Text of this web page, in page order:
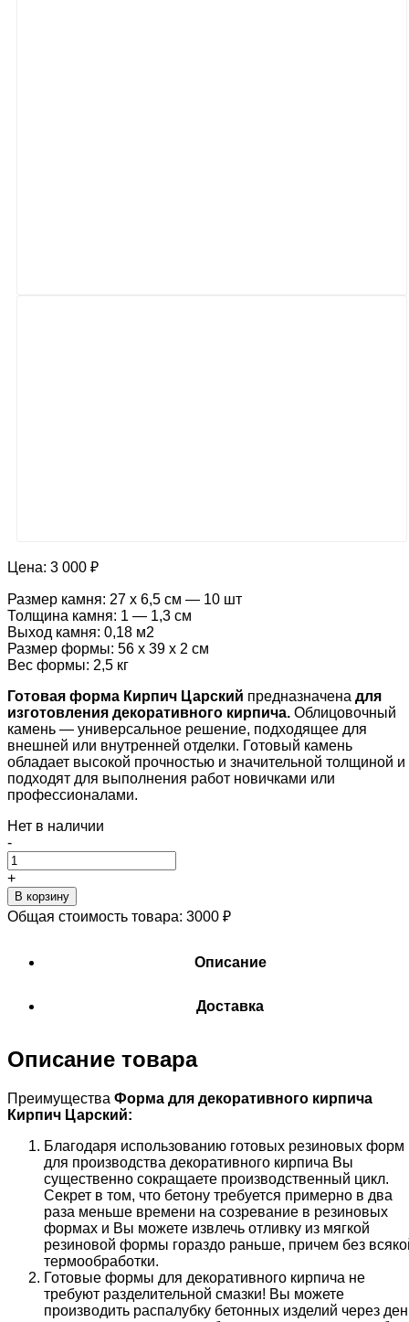
Цена: 3 000 ₽
Размер камня: 27 х 6,5 см — 10 шт
Толщина камня: 1 — 1,3 см
Выход камня: 0,18 м2
Размер формы: 56 х 39 х 2 см
Вес формы: 2,5 кг
Готовая форма Кирпич Царский предназначена для
изготовления декоративного кирпича. Облицовочный
камень — универсальное решение, подходящее для
внешней или внутренней отделки. Готовый камень
обладает высокой прочностью и значительной толщиной и
подходят для выполнения работ новичками или
профессионалами.
Нет в наличии
-
+
В корзину
Общая стоимость товара: 3000 ₽
Описание
Доставка
Описание товара
Преимущества Форма для декоративного кирпича
Кирпич Царский:
Благодаря использованию готовых резиновых форм
для производства декоративного кирпича Вы
существенно сокращаете производственный цикл.
Секрет в том, что бетону требуется примерно в два
раза меньше времени на созревание в резиновых
формах и Вы можете извлечь отливку из мягкой
резиновой формы гораздо раньше, причем без
термообработки.
Готовые формы для декоративного кирпича не
требуют разделительной смазки! Вы можете
производить распалубку бетонных изделий через